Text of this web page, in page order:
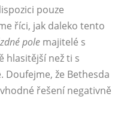
pouze
říci, jak daleko tento
pole majitelé s
hlasitější než ti s
že Bethesda
řešení negativně